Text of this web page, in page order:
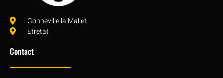
Gonneville la Mallet
Etretat
Contact